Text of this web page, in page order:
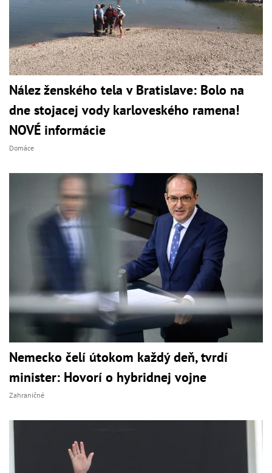
Nález ženského tela v Bratislave: Bolo na
dne stojacej vody karloveského ramena!
NOVÉ informácie
Domáce
Nemecko čelí útokom každý deň, tvrdí
minister: Hovorí o hybridnej vojne
Zahraničné